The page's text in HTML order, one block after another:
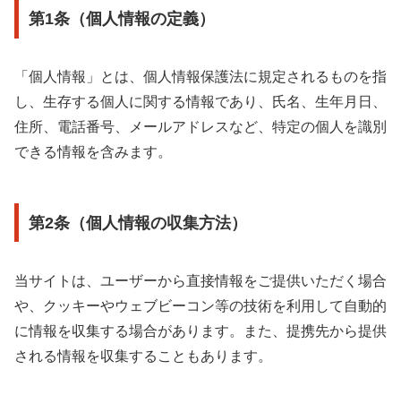
第1条（個人情報の定義）
「個人情報」とは、個人情報保護法に規定されるものを指
し、生存する個人に関する情報であり、氏名、生年月日、
住所、電話番号、メールアドレスなど、特定の個人を識別
できる情報を含みます。
第2条（個人情報の収集方法）
当サイトは、ユーザーから直接情報をご提供いただく場合
や、クッキーやウェブビーコン等の技術を利用して自動的
に情報を収集する場合があります。また、提携先から提供
される情報を収集することもあります。